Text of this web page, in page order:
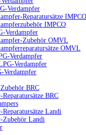
Verdampfer
Reparatursätze IMPCO
IMPCO
Verdampfer
Zubehör OMVL
OMVL
Verdampfer
Verdampfer
Verdampfer
BRC
Reparatursätze BRC
Reparatursätze Landi
Zubehör Landi